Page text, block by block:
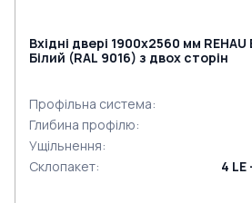
Вхідні двері 1900x2560 мм
Білий (RAL 9016) з двох сторін
Профільна система:
Глибина профілю:
Ущільнення:
Склопакет: 4 LE